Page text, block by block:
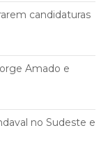
candidaturas
Amado e
no Sudeste e